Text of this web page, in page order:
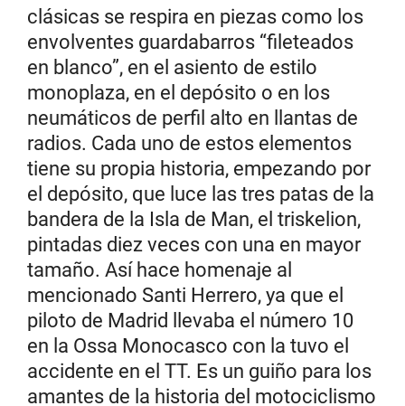
clásicas se respira en piezas como los
envolventes guardabarros “fileteados
en blanco”, en el asiento de estilo
monoplaza, en el depósito o en los
neumáticos de perfil alto en llantas de
radios. Cada uno de estos elementos
tiene su propia historia, empezando por
el depósito, que luce las tres patas de la
bandera de la Isla de Man, el triskelion,
pintadas diez veces con una en mayor
tamaño. Así hace homenaje al
mencionado Santi Herrero, ya que el
piloto de Madrid llevaba el número 10
en la Ossa Monocasco con la tuvo el
accidente en el TT. Es un guiño para los
amantes de la historia del motociclismo